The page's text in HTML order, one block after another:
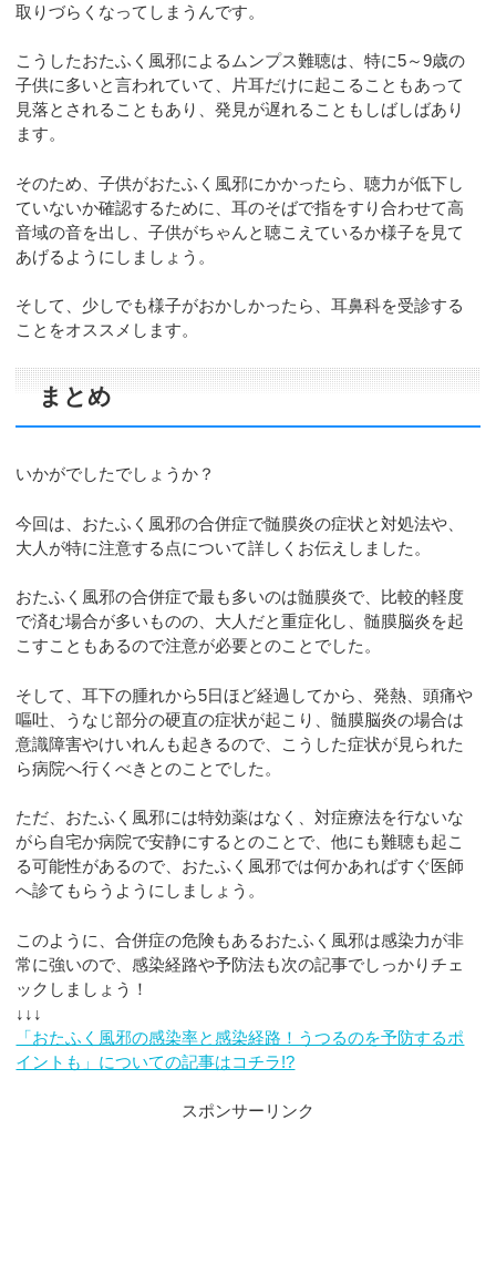
取りづらくなってしまうんです。
こうしたおたふく風邪によるムンプス難聴は、特に5～9歳の
子供に多いと言われていて、片耳だけに起こることもあって
見落とされることもあり、発見が遅れることもしばしばあり
ます。
そのため、子供がおたふく風邪にかかったら、聴力が低下し
ていないか確認するために、耳のそばで指をすり合わせて高
音域の音を出し、子供がちゃんと聴こえているか様子を見て
あげるようにしましょう。
そして、少しでも様子がおかしかったら、耳鼻科を受診する
ことをオススメします。
まとめ
いかがでしたでしょうか？
今回は、おたふく風邪の合併症で髄膜炎の症状と対処法や、
大人が特に注意する点について詳しくお伝えしました。
おたふく風邪の合併症で最も多いのは髄膜炎で、比較的軽度
で済む場合が多いものの、大人だと重症化し、髄膜脳炎を起
こすこともあるので注意が必要とのことでした。
そして、耳下の腫れから5日ほど経過してから、発熱、頭痛や
嘔吐、うなじ部分の硬直の症状が起こり、髄膜脳炎の場合は
意識障害やけいれんも起きるので、こうした症状が見られた
ら病院へ行くべきとのことでした。
ただ、おたふく風邪には特効薬はなく、対症療法を行ないな
がら自宅か病院で安静にするとのことで、他にも難聴も起こ
る可能性があるので、おたふく風邪では何かあればすぐ医師
へ診てもらうようにしましょう。
このように、合併症の危険もあるおたふく風邪は感染力が非
常に強いので、感染経路や予防法も次の記事でしっかりチェ
ックしましょう！
↓↓↓
「おたふく風邪の感染率と感染経路！うつるのを予防するポ
イントも」についての記事はコチラ!?
スポンサーリンク